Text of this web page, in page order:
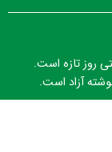
روز تازه است.
آزاد است.